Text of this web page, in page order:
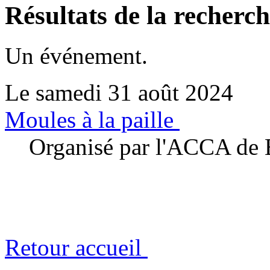
Résultats de la
Un événement.
Le samedi 31 août 2024
Moules à la paille
Organisé par l'ACCA de
Retour accueil